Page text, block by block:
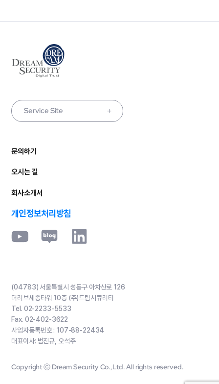
문의하기
오시는 길
회사소개서
개인정보처리방침
(04783) 서울특별시 성동구 아차산로 126
더리브세종타워 10층 (주)드림시큐리티
Tel. 02-2233-5533
Fax. 02-402-3622
사업자등록번호 : 107-88-22434
대표이사: 범진규, 오석주
Copyright ⓒ Dream Security Co.,Ltd. All rights reserved.
Service Site